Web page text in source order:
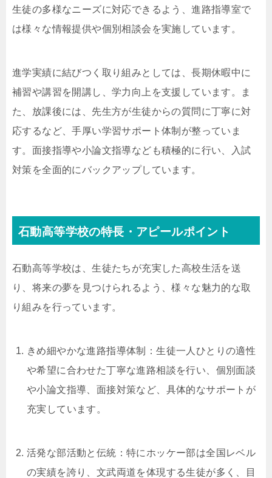
生徒の多様なニーズに対応できるよう、進路指導室で
は様々な情報提供や個別相談会を実施しています。
進学実績に結びつく取り組みとしては、長期休暇中に
補習や講習を開講し、学力向上を支援しています。ま
た、放課後には、先生方が生徒からの質問に丁寧に対
応するなど、手厚い学習サポート体制が整っていま
す。面接指導や小論文指導なども積極的に行い、入試
対策を全面的にバックアップしています。
石動高等学校の特長・アピールポイント
石動高等学校は、生徒たちが充実した高校生活を送
り、将来の夢を見つけられるよう、様々な魅力的な取
り組みを行っています。
きめ細やかな進路指導体制：生徒一人ひとりの適性
や希望に合わせた丁寧な進路相談を行い、個別面談
や小論文指導、面接対策など、具体的なサポートが
充実しています。
活発な部活動と伝統：特にホッケー部は全国レベル
の実績を誇り、文武両道を体現する生徒が多く、目